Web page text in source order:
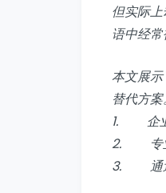
但实际
语中经
本文展
替代方
1. 企业
2. 专业
3. 通过